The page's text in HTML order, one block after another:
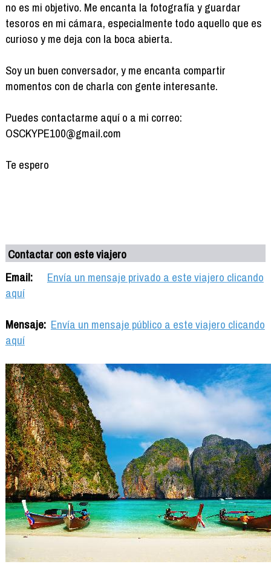
no es mi objetivo. Me encanta la fotografía y guardar
tesoros en mi cámara, especialmente todo aquello que es
curioso y me deja con la boca abierta.
Soy un buen conversador, y me encanta compartir
momentos con de charla con gente interesante.
Puedes contactarme aquí o a mi correo:
OSCKYPE100@gmail.com
Te espero
Contactar con este viajero
Email:
Envía un mensaje privado a este viajero clicando
aquí
Mensaje: Envía un mensaje público a este viajero clicando
aquí